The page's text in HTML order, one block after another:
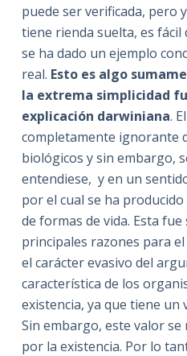
puede ser verificada, pero
tiene rienda suelta, es
se ha dado un ejemplo
real. Esto es algo
la extrema simplicidad
explicación darwiniana.
completamente ignorante
biológicos y sin embargo,
entendiese, y en un
por el cual se ha
de formas de vida. Esta
principales razones para
el carácter evasivo del
característica de los
existencia, ya que tiene un
Sin embargo, este valor se
por la existencia. Por lo